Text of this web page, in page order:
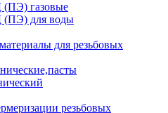
газовые
для воды
для резьбовых
резьбовых